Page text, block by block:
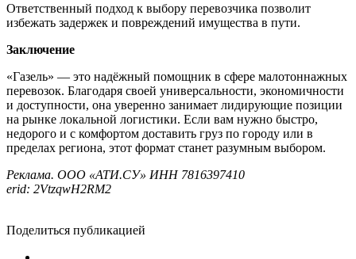
Ответственный подход к выбору перевозчика позволит
избежать задержек и повреждений имущества в пути.
Заключение
«Газель» — это надёжный помощник в сфере малотоннажных
перевозок. Благодаря своей универсальности, экономичности
и доступности, она уверенно занимает лидирующие позиции
на рынке локальной логистики. Если вам нужно быстро,
недорого и с комфортом доставить груз по городу или в
пределах региона, этот формат станет разумным выбором.
Реклама. ООО «АТИ.СУ» ИНН 7816397410
erid: 2VtzqwH2RM2
Поделиться публикацией